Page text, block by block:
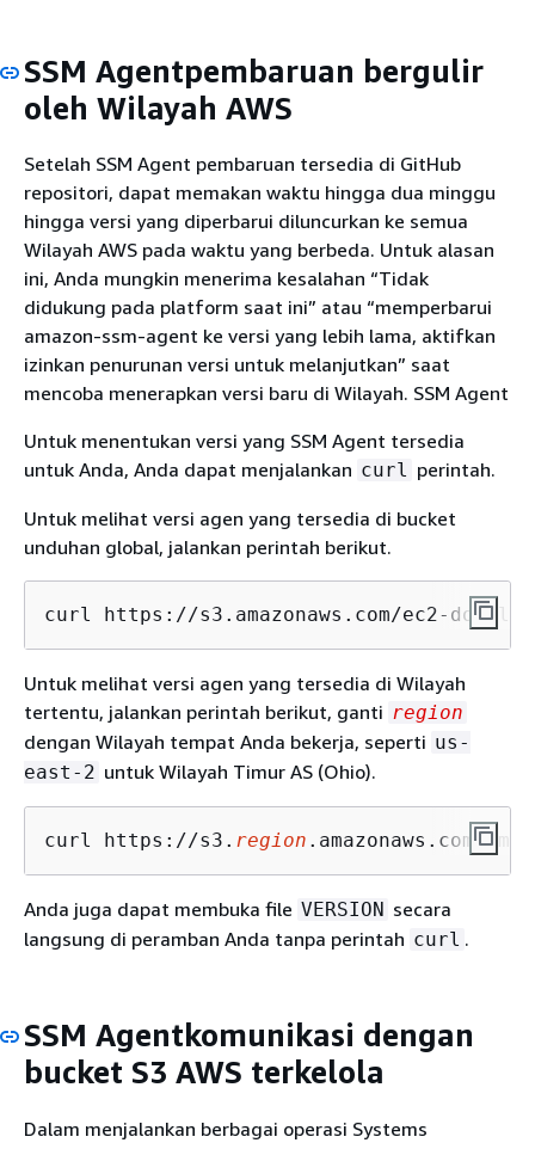
SSM Agentpembaruan bergulir
oleh Wilayah AWS
Setelah SSM Agent pembaruan tersedia di GitHub
repositori, dapat memakan waktu hingga dua minggu
hingga versi yang diperbarui diluncurkan ke semua
Wilayah AWS pada waktu yang berbeda. Untuk alasan
ini, Anda mungkin menerima kesalahan “Tidak
didukung pada platform saat ini” atau “memperbarui
amazon-ssm-agent ke versi yang lebih lama, aktifkan
izinkan penurunan versi untuk melanjutkan” saat
mencoba menerapkan versi baru di Wilayah. SSM Agent
Untuk menentukan versi yang SSM Agent tersedia
untuk Anda, Anda dapat menjalankan curl perintah.
Untuk melihat versi agen yang tersedia di bucket
unduhan global, jalankan perintah berikut.
curl https://s3.amazonaws.com/ec2-
Untuk melihat versi agen yang tersedia di Wilayah
tertentu, jalankan perintah berikut, ganti region
dengan Wilayah tempat Anda bekerja, seperti us-
east-2 untuk Wilayah Timur AS (Ohio).
curl https://s3. region .amazonaws.com/
Anda juga dapat membuka file VERSION secara
langsung di peramban Anda tanpa perintah curl .
SSM Agentkomunikasi dengan
bucket S3 AWS terkelola
Dalam menjalankan berbagai operasi Systems